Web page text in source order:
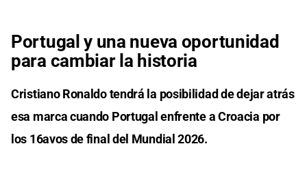
Portugal y una nueva oportunidad
para cambiar la historia
Cristiano Ronaldo tendrá la posibilidad de dejar atrás
esa marca cuando Portugal enfrente a Croacia por
los 16avos de final del Mundial 2026.